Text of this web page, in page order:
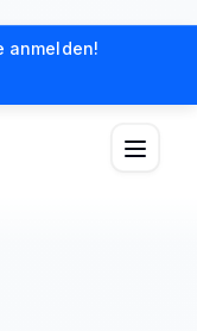
anmelden!